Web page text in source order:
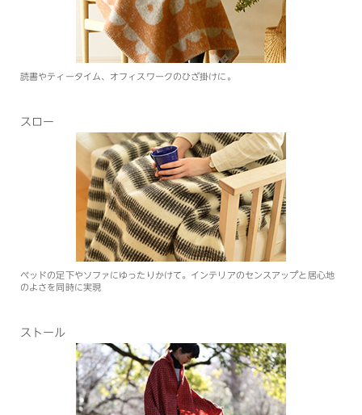
読書やティータイム、オフィスワークのひざ掛けに。
スロー
ベッドの足下やソファにゆったりかけて。インテリアのセンスアップと居心地
のよさを同時に実現
ストール